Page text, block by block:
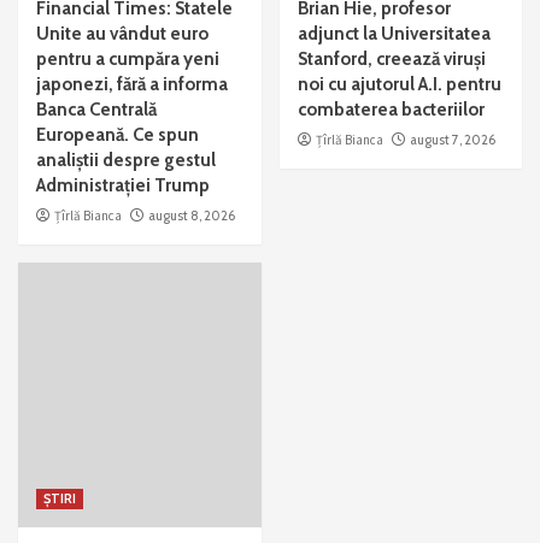
Financial Times: Statele
Unite au vândut euro
pentru a cumpăra yeni
japonezi, fără a informa
Banca Centrală
Europeană. Ce spun
analiștii despre gestul
Administrației Trump
Țîrlă Bianca august 8, 2026
Brian Hie, profesor
adjunct la Universitatea
Stanford, creează viruși
noi cu ajutorul A.I. pentru
combaterea bacteriilor
Țîrlă Bianca august 7, 2026
ȘTIRI